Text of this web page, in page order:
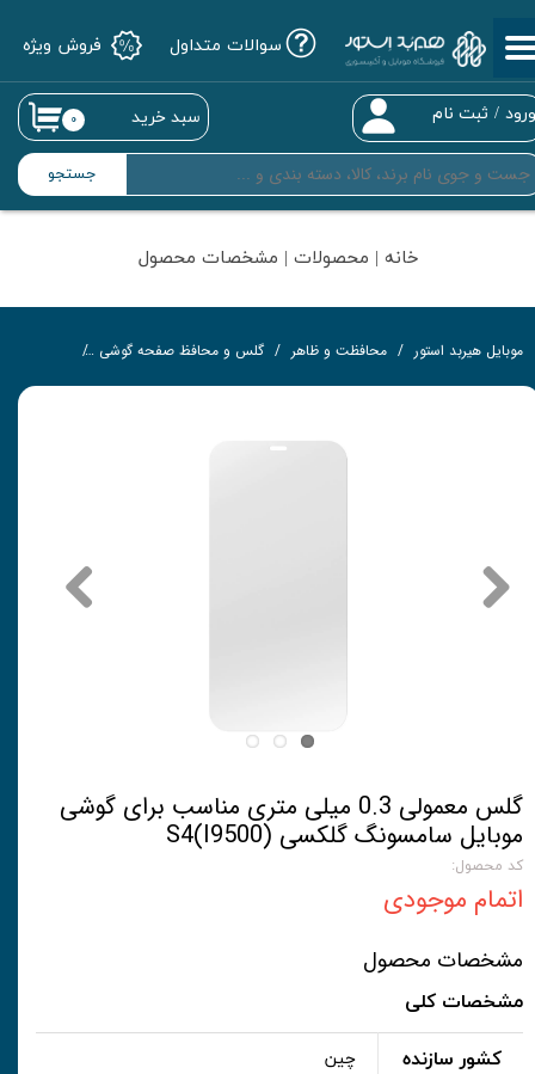
جستجو
/ ثبت نام
حساب کاربری من
تغییر گذر واژه
سفارشات
خروج از حساب کاربری
۰ سبد خرید
سوالات متداول فروش ویژه
خانه | محصولات | مشخصات محصول
موبایل هیربد استور محافظت و ظاهر گلس و محافظ صفحه گوشی
گلس معمولی 0.3 میلی متری مناسب برای گوشی
موبایل سامسونگ گلکسی S4(I9500)
کد محصول:
اتمام موجودی
مشخصات محصول
مشخصات کلی
کشور سازنده چین